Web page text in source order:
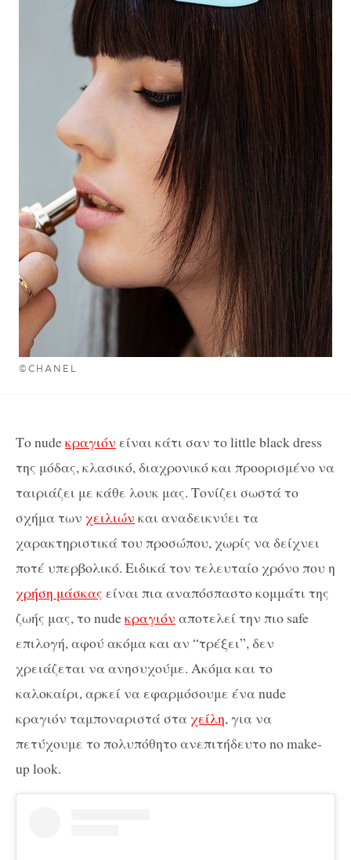
©CHANEL
Το nudeκραγιόν είναι κάτι σαν το little black dress
της μόδας, κλασικό, διαχρονικό και προορισμένο να
ταιριάζει με κάθε λουκ μας. Τονίζει σωστά το
σχήμα των χειλιών και αναδεικνύει τα
χαρακτηριστικά του προσώπου, χωρίς να δείχνει
ποτέ υπερβολικό. Ειδικά τον τελευταίο χρόνο που η
χρήση μάσκας είναι πια αναπόσπαστο κομμάτι της
ζωής μας, το nudeκραγιόν αποτελεί την πιο safe
επιλογή, αφού ακόμα και αν “τρέξει”, δεν
χρειάζεται να ανησυχούμε. Ακόμα και το
καλοκαίρι, αρκεί να εφαρμόσουμε ένα nude
κραγιόν ταμποναριστά σταχείλη, για να
πετύχουμε το πολυπόθητο ανεπιτήδευτο no make-
up look.